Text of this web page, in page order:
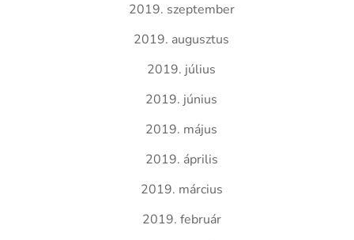
2019. szeptember
2019. augusztus
2019. július
2019. június
2019. május
2019. április
2019. március
2019. február